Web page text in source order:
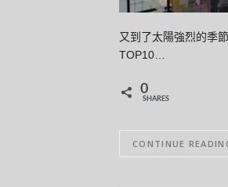
又到了太陽強烈的季
TOP10…
0
SHARES
CONTINUE